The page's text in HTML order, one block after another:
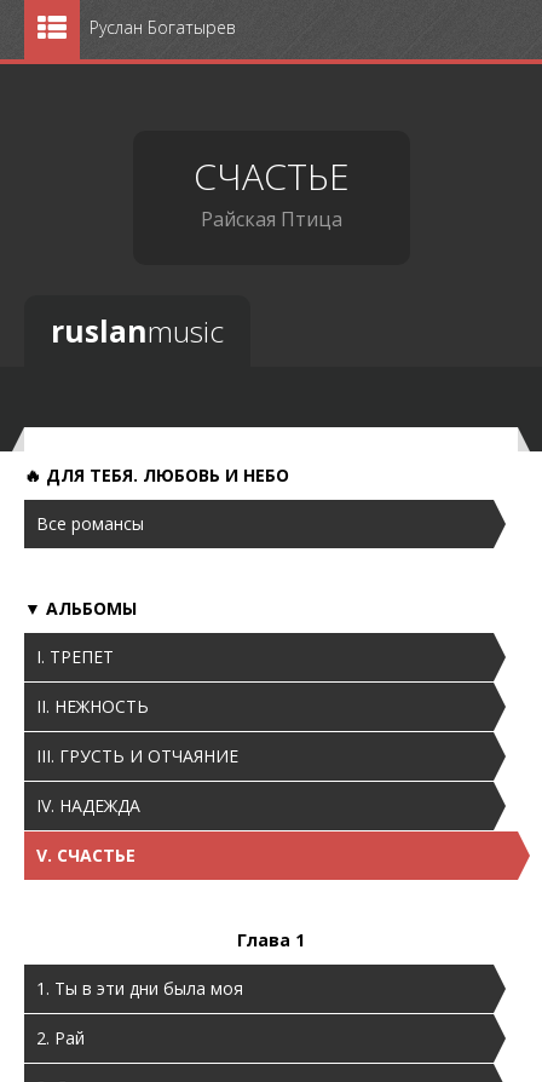
Руслан Богатырев
Избранное
Фотогалерея
Гостиная
Архив
Буклеты
Афиши
СЧАСТЬЕ
Райская Птица
ruslanmusic
🔥 ДЛЯ ТЕБЯ. ЛЮБОВЬ И НЕБО
Все романсы
▼ АЛЬБОМЫ
I. ТРЕПЕТ
II. НЕЖНОСТЬ
III. ГРУСТЬ И ОТЧАЯНИЕ
IV. НАДЕЖДА
V. СЧАСТЬЕ
Глава 1
1. Ты в эти дни была моя
2. Рай